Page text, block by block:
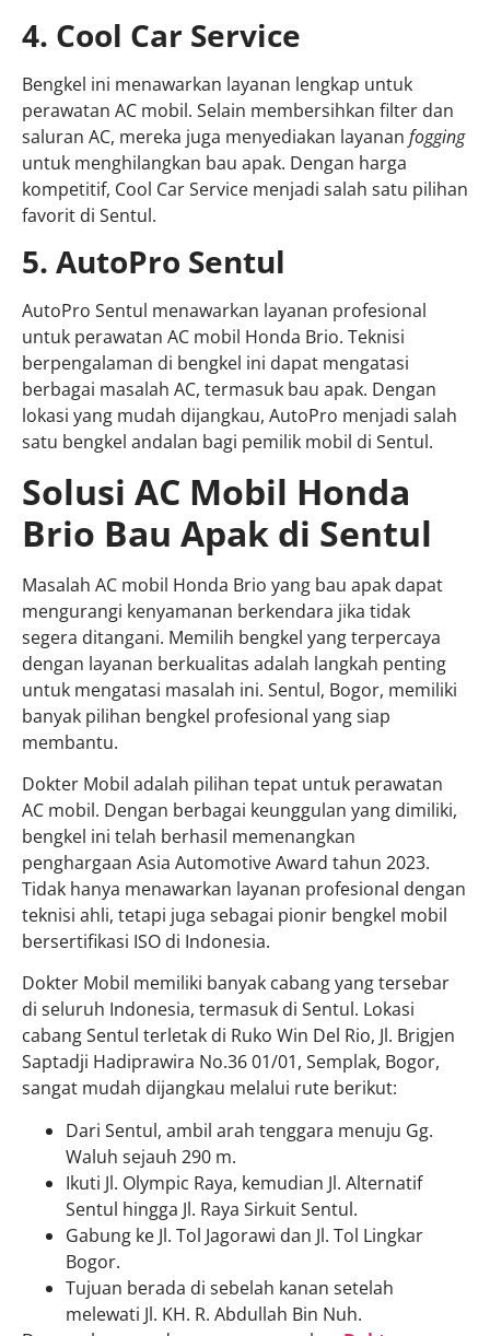
4. Cool Car Service
Bengkel ini menawarkan layanan lengkap untuk
perawatan AC mobil. Selain membersihkan filter dan
saluran AC, mereka juga menyediakan layanan fogging
untuk menghilangkan bau apak. Dengan harga
kompetitif, Cool Car Service menjadi salah satu pilihan
favorit di Sentul.
5. AutoPro Sentul
AutoPro Sentul menawarkan layanan profesional
untuk perawatan AC mobil Honda Brio. Teknisi
berpengalaman di bengkel ini dapat mengatasi
berbagai masalah AC, termasuk bau apak. Dengan
lokasi yang mudah dijangkau, AutoPro menjadi salah
satu bengkel andalan bagi pemilik mobil di Sentul.
Solusi AC Mobil Honda
Brio Bau Apak di Sentul
Masalah AC mobil Honda Brio yang bau apak dapat
mengurangi kenyamanan berkendara jika tidak
segera ditangani. Memilih bengkel yang terpercaya
dengan layanan berkualitas adalah langkah penting
untuk mengatasi masalah ini. Sentul, Bogor, memiliki
banyak pilihan bengkel profesional yang siap
membantu.
Dokter Mobil adalah pilihan tepat untuk perawatan
AC mobil. Dengan berbagai keunggulan yang dimiliki,
bengkel ini telah berhasil memenangkan
penghargaan Asia Automotive Award tahun 2023.
Tidak hanya menawarkan layanan profesional dengan
teknisi ahli, tetapi juga sebagai pionir bengkel mobil
bersertifikasi ISO di Indonesia.
Dokter Mobil memiliki banyak cabang yang tersebar
di seluruh Indonesia, termasuk di Sentul. Lokasi
cabang Sentul terletak di Ruko Win Del Rio, Jl. Brigjen
Saptadji Hadiprawira No.36 01/01, Semplak, Bogor,
sangat mudah dijangkau melalui rute berikut:
Dari Sentul, ambil arah tenggara menuju Gg.
Waluh sejauh 290 m.
Ikuti Jl. Olympic Raya, kemudian Jl. Alternatif
Sentul hingga Jl. Raya Sirkuit Sentul.
Gabung ke Jl. Tol Jagorawi dan Jl. Tol Lingkar
Bogor.
Tujuan berada di sebelah kanan setelah
melewati Jl. KH. R. Abdullah Bin Nuh.